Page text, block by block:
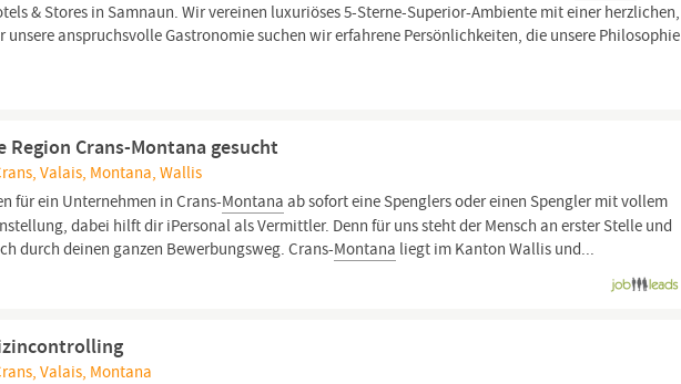
& Stores in Samnaun. Wir vereinen luxuriöses 5-Sterne-Superior-Ambiente mit einer herzlichen,
anspruchsvolle Gastronomie suchen wir erfahrene Persönlichkeiten, die unsere Philosophie
Region Crans-Montana gesucht
Valais, Montana, Wallis
für ein Unternehmen in Crans-Montana ab sofort eine Spenglers oder einen Spengler mit vollem
dabei hilft dir iPersonal als Vermittler. Denn für uns steht der Mensch an erster Stelle und
durch deinen ganzen Bewerbungsweg. Crans-Montana liegt im Kanton Wallis und...
Valais, Montana